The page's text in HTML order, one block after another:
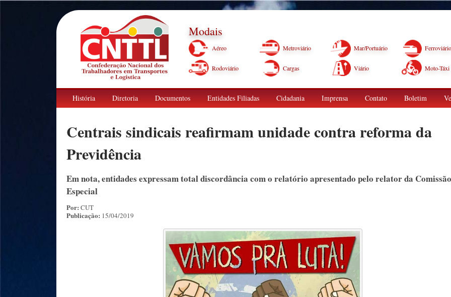
Modais
Aéreo Metroviário Mar/Portuário Ferroviário
Rodoviário Cargas Viário Moto-Táxi
História Diretoria Documentos Entidades Filiadas Cidadania Imprensa Contato Boletim
Centrais sindicais reafirmam unidade contra reforma da
Previdência
Em nota, entidades expressam total discordância com o relatório apresentado pelo relator da Comissão
Especial
Por: CUT
Publicação: 15/04/2019